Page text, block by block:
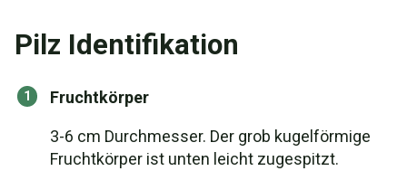
Pilz Identifikation
Fruchtkörper
3-6 cm Durchmesser. Der grob kugelförmige
Fruchtkörper ist unten leicht zugespitzt.